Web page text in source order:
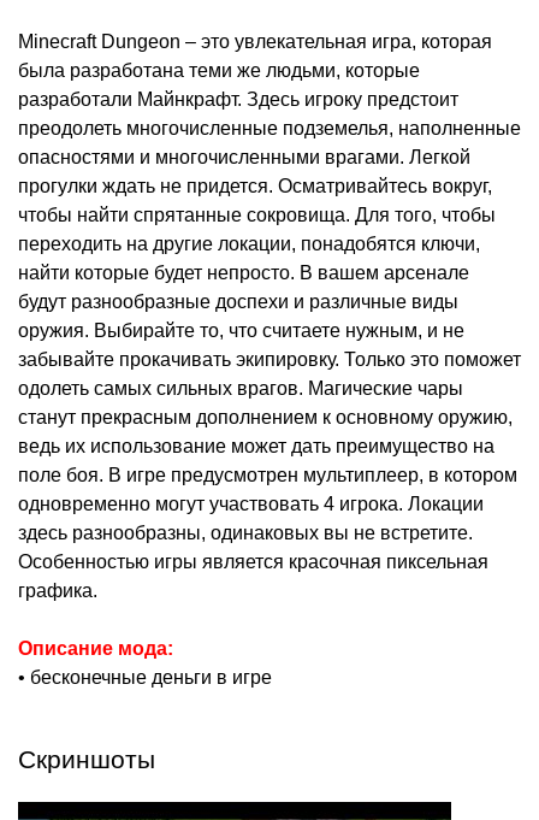
Minecraft Dungeon – это увлекательная игра, которая
была разработана теми же людьми, которые
разработали Майнкрафт. Здесь игроку предстоит
преодолеть многочисленные подземелья, наполненные
опасностями и многочисленными врагами. Легкой
прогулки ждать не придется. Осматривайтесь вокруг,
чтобы найти спрятанные сокровища. Для того, чтобы
переходить на другие локации, понадобятся ключи,
найти которые будет непросто. В вашем арсенале
будут разнообразные доспехи и различные виды
оружия. Выбирайте то, что считаете нужным, и не
забывайте прокачивать экипировку. Только это поможет
одолеть самых сильных врагов. Магические чары
станут прекрасным дополнением к основному оружию,
ведь их использование может дать преимущество на
поле боя. В игре предусмотрен мультиплеер, в котором
одновременно могут участвовать 4 игрока. Локации
здесь разнообразны, одинаковых вы не встретите.
Особенностью игры является красочная пиксельная
графика.
Описание мода:
• бесконечные деньги в игре
Скриншоты